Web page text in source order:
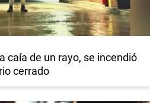
caía de un rayo, se incendió
cerrado